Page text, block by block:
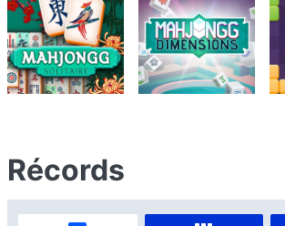
Récords